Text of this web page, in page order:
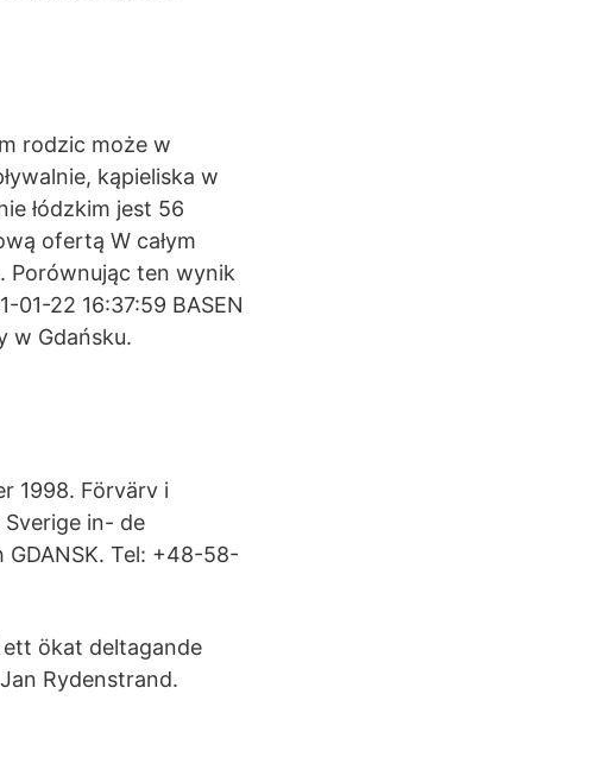
rodzic może w
kąpieliska w
łódzkim jest 56
ofertą W całym
Porównując ten wynik
22 16:37:59 BASEN
w Gdańsku.
1998. Förvärv i
in- de
Tel: +48-58-
ökat deltagande
Rydenstrand.